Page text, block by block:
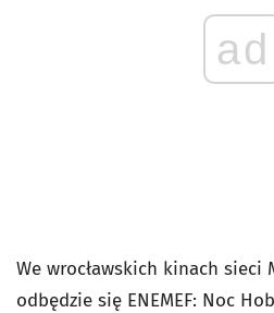
ad
We wrocławskich kinach sieci
odbędzie się ENEMEF: Noc